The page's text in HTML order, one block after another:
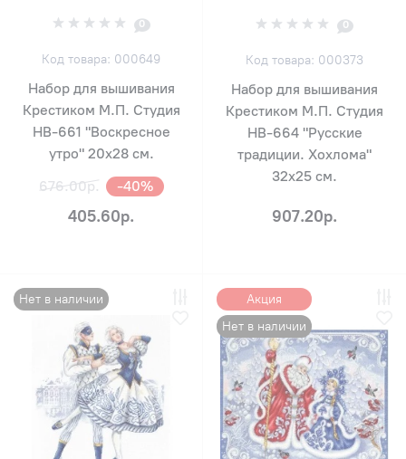
0
Код товара: 000649
Набор для вышивания
Крестиком М.П. Студия
НВ-661 "Воскресное
утро" 20х28 см.
676.00р.
-40%
405.60р.
0
Код товара: 000373
Набор для вышивания
Крестиком М.П. Студия
НВ-664 "Русские
традиции. Хохлома"
32х25 см.
907.20р.
Нет в наличии
Акция
Нет в наличии